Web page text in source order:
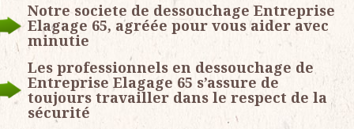
Notre societe de dessouchage Entreprise
Elagage 65, agréée pour vous aider avec
minutie
Les professionnels en dessouchage de
Entreprise Elagage 65 s’assure de
toujours travailler dans le respect de la
sécurité